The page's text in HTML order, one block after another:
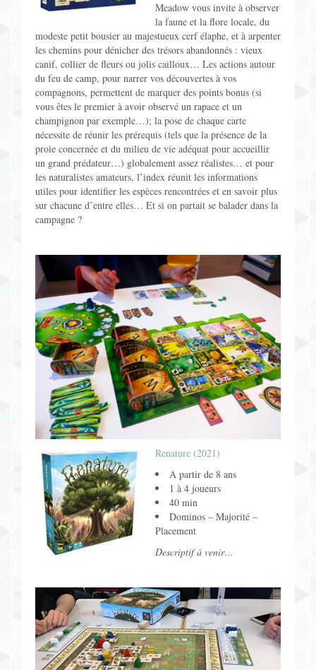
Meadow vous invite à observer
la faune et la flore locale, du
modeste petit bousier au majestueux cerf élaphe, et à arpenter
les chemins pour dénicher des trésors abandonnés : vieux
canif, collier de fleurs ou jolis cailloux… Les actions autour
du feu de camp, pour narrer vos découvertes à vos
compagnons, permettent de marquer des points bonus (si
vous êtes le premier à avoir observé un rapace et un
champignon par exemple…); la pose de chaque carte
nécessite de réunir les prérequis (tels que la présence de la
proie concernée et du milieu de vie adéquat pour accueillir
un grand prédateur…) globalement assez réalistes… et pour
les naturalistes amateurs, l’index réunit les informations
utiles pour identifier les espèces rencontrées et en savoir plus
sur chacune d’entre elles… Et si on partait se balader dans la
campagne ?
Renature (2021)
A partir de 8 ans
1 à 4 joueurs
40 min
Dominos – Majorité –
Placement
Descriptif à venir…